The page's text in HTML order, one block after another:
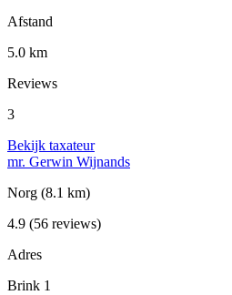
Afstand
5.0 km
Reviews
3
Bekijk taxateur
mr. Gerwin Wijnands
Norg (8.1 km)
4.9 (56 reviews)
Adres
Brink 1